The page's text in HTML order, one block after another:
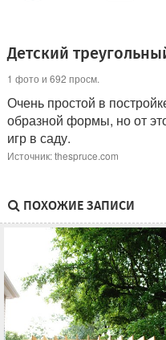
Детский
1 фото и 692 просм.
Очень простой в
образной формы, но от
игр в саду.
Источник: thespruce.com
ПОХОЖИЕ ЗАПИСИ